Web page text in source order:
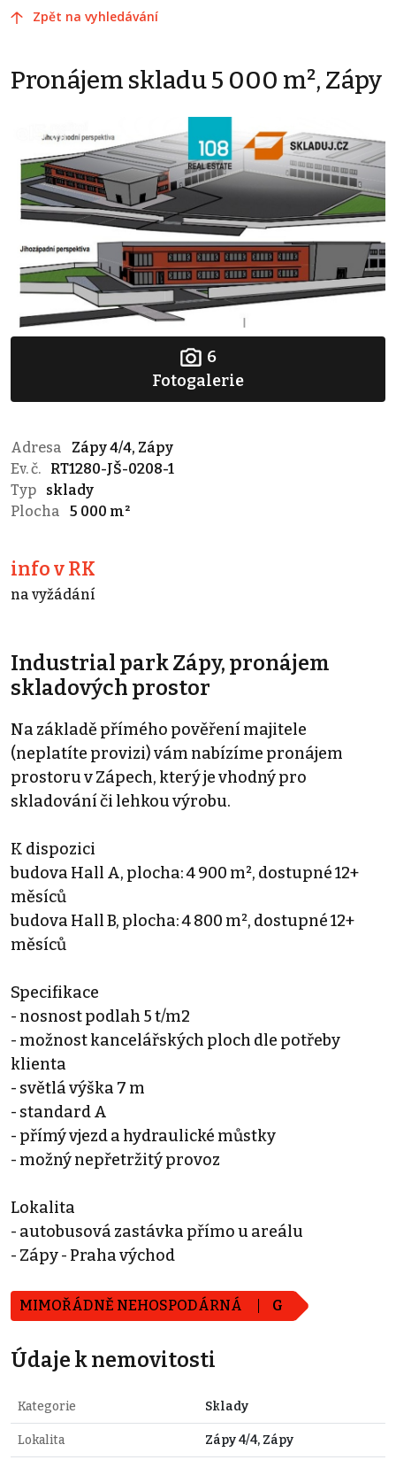
Zpět na vyhledávání
Pronájem skladu 5 000 m², Zápy
6
Fotogalerie
Adresa
Zápy 4/4, Zápy
Ev. č.
RT1280-JŠ-0208-1
Typ
sklady
Plocha
5 000 m²
info v RK
na vyžádání
Industrial park Zápy, pronájem
skladových prostor
Na základě přímého pověření majitele
(neplatíte provizi) vám nabízíme pronájem
prostoru v Zápech, který je vhodný pro
skladování či lehkou výrobu.
K dispozici
budova Hall A, plocha: 4 900 m², dostupné 12+
měsíců
budova Hall B, plocha: 4 800 m², dostupné 12+
měsíců
Specifikace
- nosnost podlah 5 t/m2
- možnost kancelářských ploch dle potřeby
klienta
- světlá výška 7 m
- standard A
- přímý vjezd a hydraulické můstky
- možný nepřetržitý provoz
Lokalita
- autobusová zastávka přímo u areálu
- Zápy - Praha východ
MIMOŘÁDNĚ NEHOSPODÁRNÁ G
Údaje k nemovitosti
Kategorie Sklady
Lokalita Zápy 4/4, Zápy